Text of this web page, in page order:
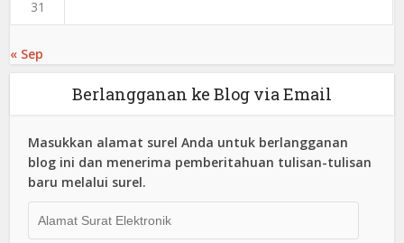
31
« Sep
Berlangganan ke Blog via Email
Masukkan alamat surel Anda untuk berlangganan
blog ini dan menerima pemberitahuan tulisan-tulisan
baru melalui surel.
Surat